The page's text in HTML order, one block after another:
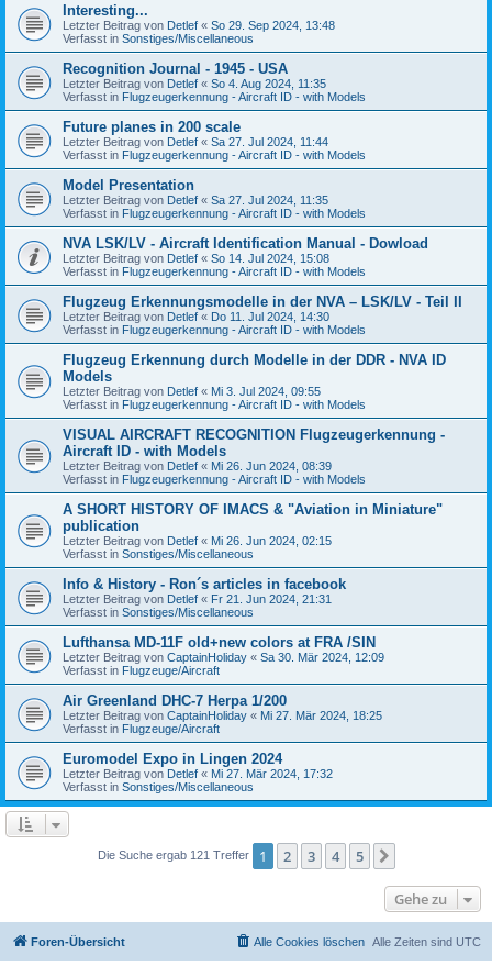
Interesting...
Letzter Beitrag von Detlef « So 29. Sep 2024, 13:48
Verfasst in Sonstiges/Miscellaneous
Recognition Journal - 1945 - USA
Letzter Beitrag von Detlef « So 4. Aug 2024, 11:35
Verfasst in Flugzeugerkennung - Aircraft ID - with Models
Future planes in 200 scale
Letzter Beitrag von Detlef « Sa 27. Jul 2024, 11:44
Verfasst in Flugzeugerkennung - Aircraft ID - with Models
Model Presentation
Letzter Beitrag von Detlef « Sa 27. Jul 2024, 11:35
Verfasst in Flugzeugerkennung - Aircraft ID - with Models
NVA LSK/LV - Aircraft Identification Manual - Dowload
Letzter Beitrag von Detlef « So 14. Jul 2024, 15:08
Verfasst in Flugzeugerkennung - Aircraft ID - with Models
Flugzeug Erkennungsmodelle in der NVA – LSK/LV - Teil II
Letzter Beitrag von Detlef « Do 11. Jul 2024, 14:30
Verfasst in Flugzeugerkennung - Aircraft ID - with Models
Flugzeug Erkennung durch Modelle in der DDR - NVA ID
Models
Letzter Beitrag von Detlef « Mi 3. Jul 2024, 09:55
Verfasst in Flugzeugerkennung - Aircraft ID - with Models
VISUAL AIRCRAFT RECOGNITION Flugzeugerkennung -
Aircraft ID - with Models
Letzter Beitrag von Detlef « Mi 26. Jun 2024, 08:39
Verfasst in Flugzeugerkennung - Aircraft ID - with Models
A SHORT HISTORY OF IMACS & "Aviation in Miniature"
publication
Letzter Beitrag von Detlef « Mi 26. Jun 2024, 02:15
Verfasst in Sonstiges/Miscellaneous
Info & History - Ron´s articles in facebook
Letzter Beitrag von Detlef « Fr 21. Jun 2024, 21:31
Verfasst in Sonstiges/Miscellaneous
Lufthansa MD-11F old+new colors at FRA /SIN
Letzter Beitrag von CaptainHoliday « Sa 30. Mär 2024, 12:09
Verfasst in Flugzeuge/Aircraft
Air Greenland DHC-7 Herpa 1/200
Letzter Beitrag von CaptainHoliday « Mi 27. Mär 2024, 18:25
Verfasst in Flugzeuge/Aircraft
Euromodel Expo in Lingen 2024
Letzter Beitrag von Detlef « Mi 27. Mär 2024, 17:32
Verfasst in Sonstiges/Miscellaneous
Die Suche ergab 121 Treffer 1 2 3 4 5
Gehe zu
Foren-Übersicht Alle Zeiten sind UTC
Alle Cookies löschen